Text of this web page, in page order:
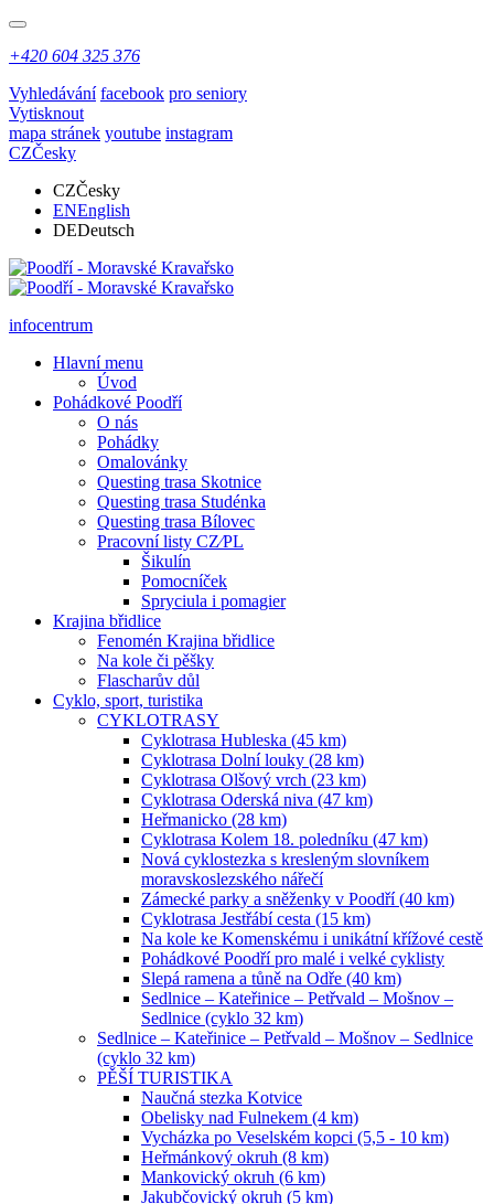
+420 604 325 376
Vyhledávání facebook pro seniory
Vytisknout
mapa stránek youtube instagram
CZČesky
CZČesky
ENEnglish
DEDeutsch
infocentrum
Hlavní menu
Úvod
Pohádkové Poodří
O nás
Pohádky
Omalovánky
Questing trasa Skotnice
Questing trasa Studénka
Questing trasa Bílovec
Pracovní listy CZ⁄PL
Šikulín
Pomocníček
Spryciula i pomagier
Krajina břidlice
Fenomén Krajina břidlice
Na kole či pěšky
Flascharův důl
Cyklo, sport, turistika
CYKLOTRASY
Cyklotrasa Hubleska (45 km)
Cyklotrasa Dolní louky (28 km)
Cyklotrasa Olšový vrch (23 km)
Cyklotrasa Oderská niva (47 km)
Heřmanicko (28 km)
Cyklotrasa Kolem 18. poledníku (47 km)
Nová cyklostezka s kresleným slovníkem
moravskoslezského nářečí
Zámecké parky a sněženky v Poodří (40 km)
Cyklotrasa Jestřábí cesta (15 km)
Na kole ke Komenskému i unikátní křížové cestě
Pohádkové Poodří pro malé i velké cyklisty
Slepá ramena a tůně na Odře (40 km)
Sedlnice – Kateřinice – Petřvald – Mošnov –
Sedlnice (cyklo 32 km)
Sedlnice – Kateřinice – Petřvald – Mošnov – Sedlnice
(cyklo 32 km)
PĚŠÍ TURISTIKA
Naučná stezka Kotvice
Obelisky nad Fulnekem (4 km)
Vycházka po Veselském kopci (5,5 - 10 km)
Heřmánkový okruh (8 km)
Mankovický okruh (6 km)
Jakubčovický okruh (5 km)